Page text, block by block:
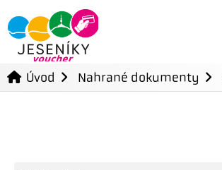
Úvod Nahrané dokumenty